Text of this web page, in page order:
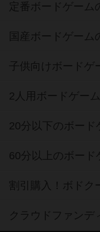
定番ボードゲーム
国産ボードゲーム
子供向けボードゲ
2人用ボードゲー
20分以下のボード
60分以上のボード
割引購入！ボドク
クラウドファンデ